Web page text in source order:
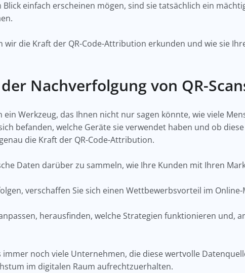
einfach erscheinen mögen, sind sie tatsächlich ein
wir die Kraft der QR-Code-Attribution erkunden und wie sie
Nachverfolgung von QR-
ein Werkzeug, das Ihnen nicht nur sagen könnte, wie viele
befanden, welche Geräte sie verwendet haben und ob
die Kraft der QR-Code-Attribution.
Daten darüber zu sammeln, wie Ihre Kunden mit Ihren
verschaffen Sie sich einen Wettbewerbsvorteil im
herausfinden, welche Strategien funktionieren und,
noch viele Unternehmen, die diese wertvolle
im digitalen Raum aufrechtzuerhalten.